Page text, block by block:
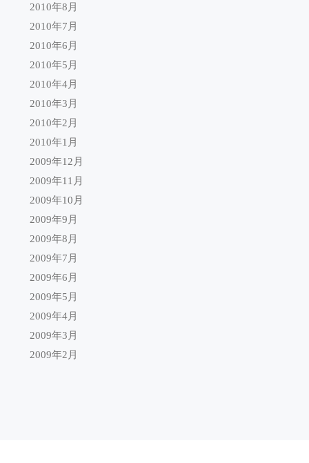
2010年8月
2010年7月
2010年6月
2010年5月
2010年4月
2010年3月
2010年2月
2010年1月
2009年12月
2009年11月
2009年10月
2009年9月
2009年8月
2009年7月
2009年6月
2009年5月
2009年4月
2009年3月
2009年2月